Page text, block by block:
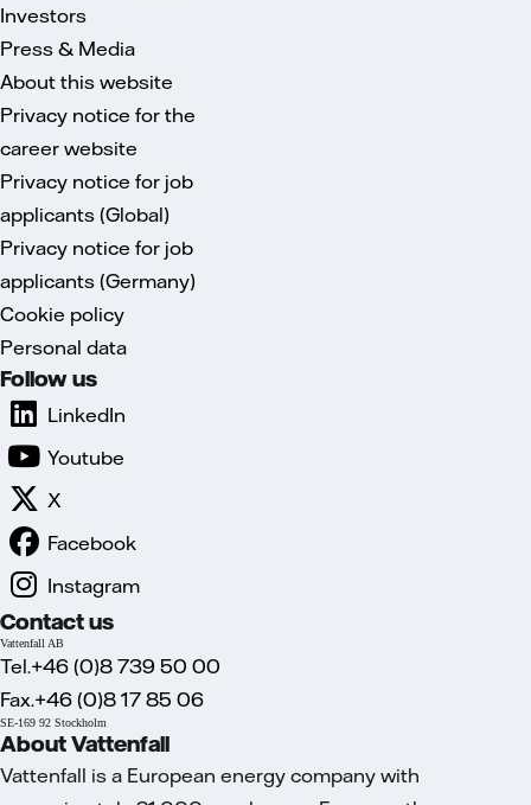
Investors
Press & Media
About this website
Privacy notice for the
career website
Privacy notice for job
applicants (Global)
Privacy notice for job
applicants (Germany)
Cookie policy
Personal data
Follow us
LinkedIn
Youtube
X
Facebook
Instagram
Contact us
Vattenfall AB
Tel.+46 (0)8 739 50 00
Fax.+46 (0)8 17 85 06
SE-169 92 Stockholm
About Vattenfall
Vattenfall is a European energy company with